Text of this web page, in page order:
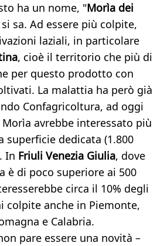
ha un nome, "Morìa dei
sa. Ad essere più colpite,
laziali, in particolare
, cioè il territorio che più di
per questo prodotto con
La malattia ha però già
Confagricoltura, ad oggi
Morìa avrebbe interessato più
superficie dedicata (1.800
In Friuli Venezia Giulia, dove
è di poco superiore ai 500
circa il 10% degli
colpite anche in Piemonte,
e Calabria.
pare essere una novità –